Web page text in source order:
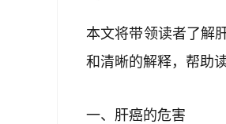
本文将带领读者了解
和清晰的解释，帮助
一、肝癌的危害